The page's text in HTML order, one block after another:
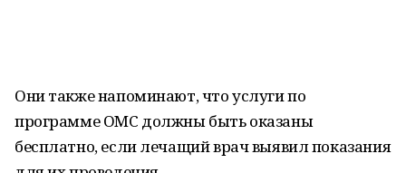
Они также напоминают, что услуги по
программе ОМС должны быть оказаны
бесплатно, если лечащий врач выявил показания